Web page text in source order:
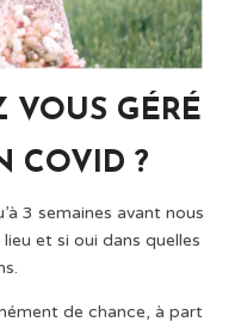
VOUS GÉRÉ
COVID ?
3 semaines avant nous
et si oui dans quelles
de chance, à part